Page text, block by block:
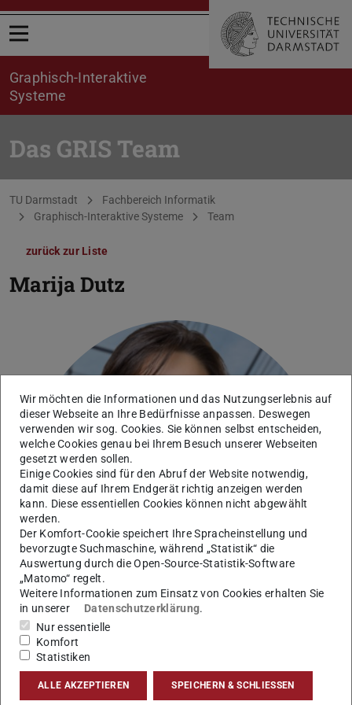
Menü öffnen
Graphisch-Interaktive
Systeme
Das GRIS Team
Sie befinden sich hier:
TU Darmstadt
Fachbereich Informatik
Graphisch-Interaktive Systeme
Team
zurück zur Liste
Marija Dutz
Kontakt
Wir möchten die Informationen und das Nutzungserlebnis auf
dieser Webseite an Ihre Bedürfnisse anpassen. Deswegen
verwenden wir sog. Cookies. Sie können selbst entscheiden,
welche Cookies genau bei Ihrem Besuch unserer Webseiten
gesetzt werden sollen.
Einige Cookies sind für den Abruf der Website notwendig,
damit diese auf Ihrem Endgerät richtig anzeigen werden
kann. Diese essentiellen Cookies können nicht abgewählt
werden.
Der Komfort-Cookie speichert Ihre Spracheinstellung und
bevorzugte Suchmaschine, während „Statistik“ die
Auswertung durch die Open-Source-Statistik-Software
„Matomo“ regelt.
Weitere Informationen zum Einsatz von Cookies erhalten Sie
in unserer
Datenschutzerklärung.
Nur essentielle
Komfort
Statistiken
ALLE AKZEPTIEREN SPEICHERN & SCHLIESSEN